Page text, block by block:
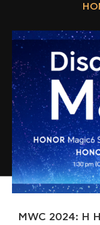
MWC 2024: Η